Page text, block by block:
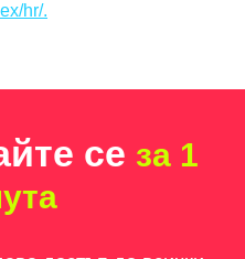
hr/.
се за 1